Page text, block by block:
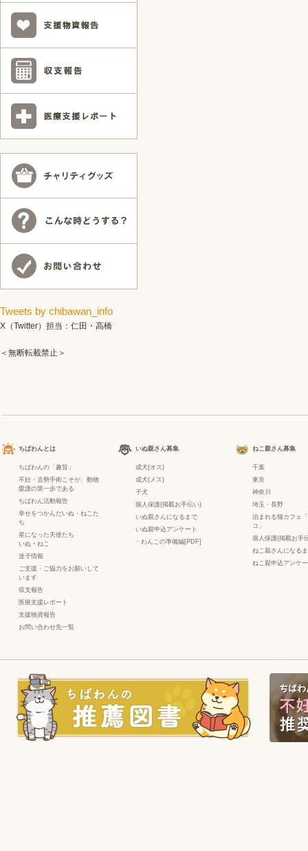
Tweets by chibawan_info
X（Twitter）担当：仁田・高橋
＜無断転載禁止＞
ちばわんとは
ちばわんの「趣旨」
不妊・去勢手術こそが、動物
愛護の第一歩である
ちばわん活動報告
幸せをつかんだいぬ・ねこた
ち
星になった天使たち
いぬ ・ ねこ
迷子情報
ご支援・ご協力をお願いして
います
収支報告
医療支援レポート
支援物資報告
お問い合わせ先一覧
いぬ親さん募集
成犬(オス)
成犬(メス)
子犬
個人保護(掲載お手伝い)
いぬ親さんになるまで
いぬ親申込アンケート
− わんこの準備編[PDF]
ねこ親さん募集
千葉
東京
神奈川
埼玉・長野
泊まれる猫カフェ
コ」
個人保護(掲載お手
ねこ親さんになる
ねこ親申込アンケ